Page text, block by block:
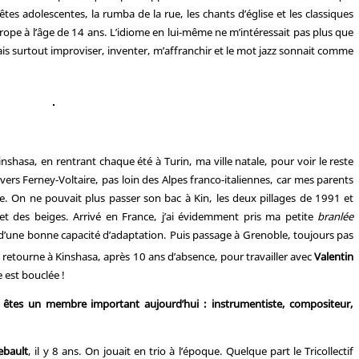
adolescentes, la rumba de la rue, les chants d’église et les classiques
à l’âge de 14 ans. L’idiome en lui-même ne m’intéressait pas plus que
surtout improviser, inventer, m’affranchir et le mot jazz sonnait comme
en rentrant chaque été à Turin, ma ville natale, pour voir le reste
Ferney-Voltaire, pas loin des Alpes franco-italiennes, car mes parents
On ne pouvait plus passer son bac à Kin, les deux pillages de 1991 et
des beiges. Arrivé en France, j’ai évidemment pris ma petite branlée
bonne capacité d’adaptation. Puis passage à Grenoble, toujours pas
à Kinshasa, après 10 ans d’absence, pour travailler avecValentin
bouclée !
un membre important aujourd’hui : instrumentiste, compositeur,
, il y 8 ans. On jouait en trio à l’époque. Quelque part le Tricollectif